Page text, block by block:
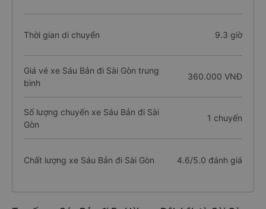
Thời gian di chuyển 9.3 giờ
Giá vé xe Sáu Bản đi Sài Gòn trung
bình
360.000 VNĐ
Số lượng chuyến xe Sáu Bản đi Sài
Gòn
1 chuyến
Chất lượng xe Sáu Bản đi Sài Gòn 4.6/5.0 đánh giá